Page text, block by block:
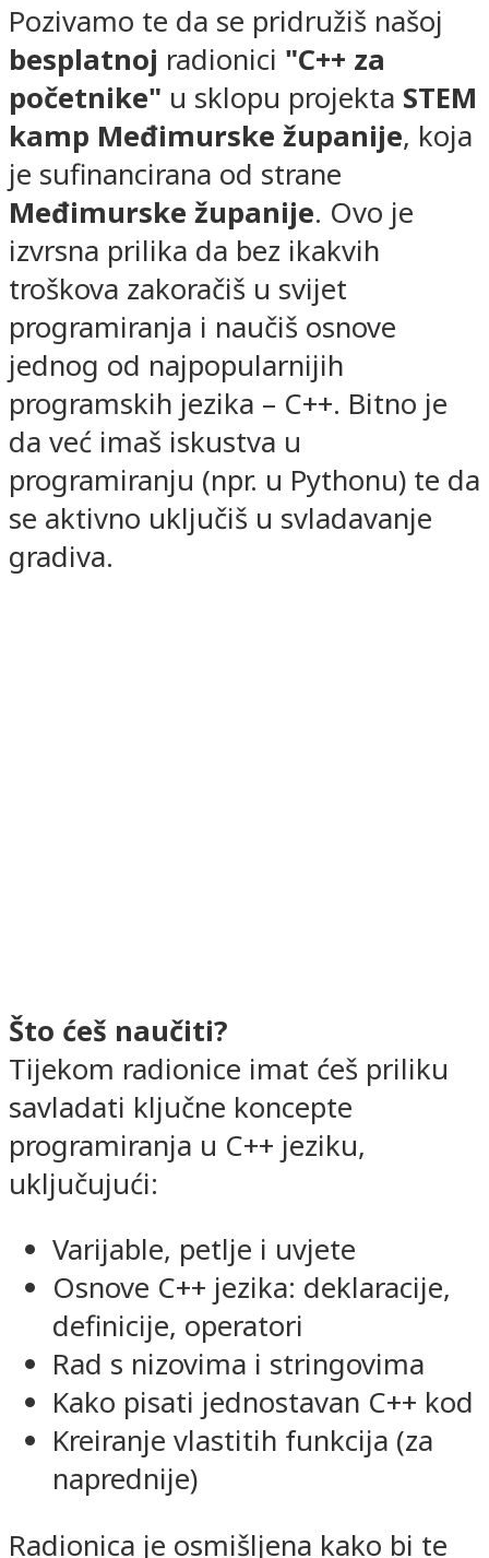
Pozivamo te da se pridružiš našoj
besplatnoj radionici "C++ za
početnike" u sklopu projekta STEM
kamp Međimurske županije, koja
je sufinancirana od strane
Međimurske županije. Ovo je
izvrsna prilika da bez ikakvih
troškova zakoračiš u svijet
programiranja i naučiš osnove
jednog od najpopularnijih
programskih jezika – C++. Bitno je
da već imaš iskustva u
programiranju (npr. u Pythonu) te da
se aktivno uključiš u svladavanje
gradiva.
Što ćeš naučiti?
Tijekom radionice imat ćeš priliku
savladati ključne koncepte
programiranja u C++ jeziku,
uključujući:
Varijable, petlje i uvjete
Osnove C++ jezika: deklaracije,
definicije, operatori
Rad s nizovima i stringovima
Kako pisati jednostavan C++ kod
Kreiranje vlastitih funkcija (za
naprednije)
Radionica je osmišljena kako bi te